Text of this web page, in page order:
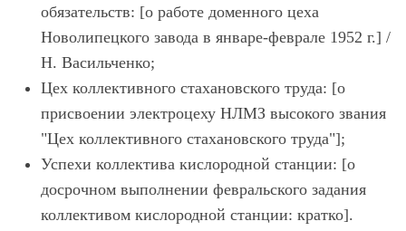
обязательств: [о работе доменного цеха
Новолипецкого завода в январе-феврале 1952 г.] /
Н. Васильченко;
Цех коллективного стахановского труда: [о
присвоении электроцеху НЛМЗ высокого звания
"Цех коллективного стахановского труда"];
Успехи коллектива кислородной станции: [о
досрочном выполнении февральского задания
коллективом кислородной станции: кратко].